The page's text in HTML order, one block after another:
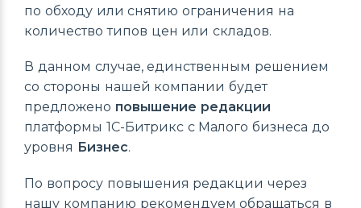
по обходу или снятию ограничения на
количество типов цен или складов.
В данном случае, единственным решением
со стороны нашей компании будет
предложено повышение редакции
платформы 1С-Битрикс с Малого бизнеса до
уровня Бизнес.
По вопросу повышения редакции через
нашу компанию рекомендуем обращаться в